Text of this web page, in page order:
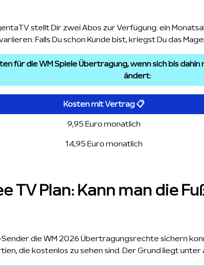
stellt Dir zwei Abos zur Verfügung: ein
Falls Du schon Kunde bist, kriegst Du das
für die WM Spiele Übertragung, wenn sich bis
ändert:
Kosten mit Vertrag 📋
9,95 Euro monatlich
14,95 Euro monatlich
TV Plan: Kann man die
die WM 2026 Übertragungsrechte sichern
die kostenlos zu sehen sind. Der Grund liegt